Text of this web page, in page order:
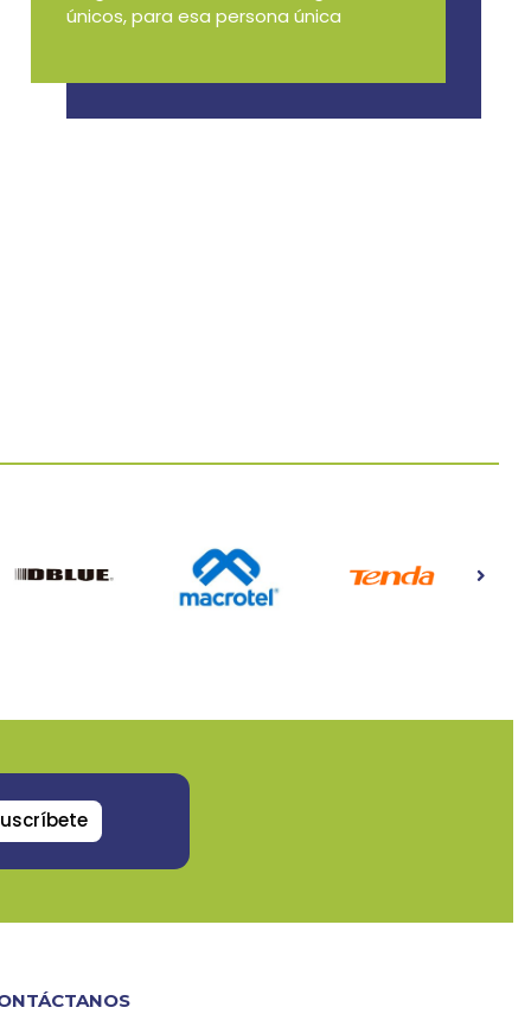
únicos, para esa persona única